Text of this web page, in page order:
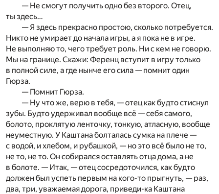
— Не смогут получить одно без второго. Отец,
ты здесь…
— Я здесь прекрасно простою, сколько потребуется.
Никто не умирает до начала игры, а я пока не в игре.
Не выполняю то, чего требует роль. Ни с кем не говорю.
Мы на границе. Скажи: Ференц вступит в игру только
в полной силе, а где нынче его сила — помнит один
Гюрза.
— Помнит Гюрза.
— Ну что же, верю в тебя, — отец как будто стиснул
зубы. Будто удерживал вообще всё — себя самого,
болото, проклятую ленточку, тонкую, атласную, вообще
неуместную. У Каштана болталась сумка на плече —
с водой, и хлебом, и рубашкой, — но это всё было не то,
не то, не то. Он собирался оставлять отца дома, а не
в болоте. — Итак, — отец сосредоточился, как будто
должен был успеть первым на кого-то прыгнуть, — раз,
два, три, уважаемая дорога, приведи-ка Каштана